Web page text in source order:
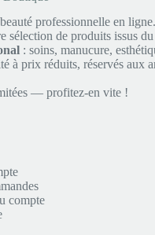
professionnelle en ligne.
sélection de produits issus du
: soins, manucure,
à prix réduits, réservés aux
— profitez-en vite !
compte